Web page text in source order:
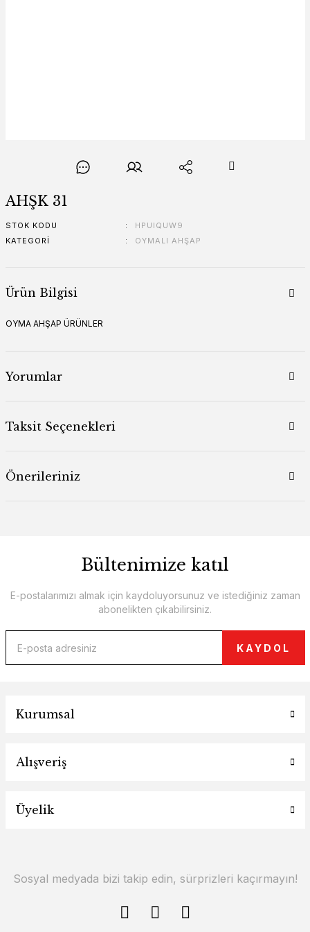
AHŞK 31
STOK KODU
HPUIQUW9
KATEGORI
OYMALI AHŞAP
Ürün Bilgisi
OYMA AHŞAP ÜRÜNLER
Yorumlar
Taksit Seçenekleri
Önerileriniz
Bültenimize katıl
E-postalarımızı almak için kaydoluyorsunuz ve istediğiniz zaman
abonelikten çıkabilirsiniz.
KAYDOL
Kurumsal
Alışveriş
Üyelik
Sosyal medyada bizi takip edin, sürprizleri kaçırmayın!